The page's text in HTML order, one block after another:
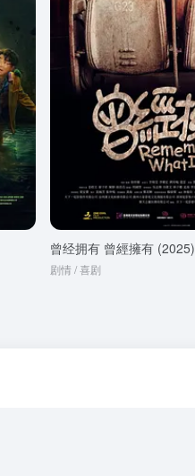
曾经拥有 曾經擁有 (2025)
剧情 / 喜剧